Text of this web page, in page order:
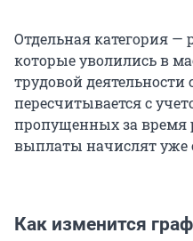
Отдельная категория
которые уволились в
трудовой деятельности
пересчитывается с
пропущенных за время
выплаты начислят уже
Как изменится